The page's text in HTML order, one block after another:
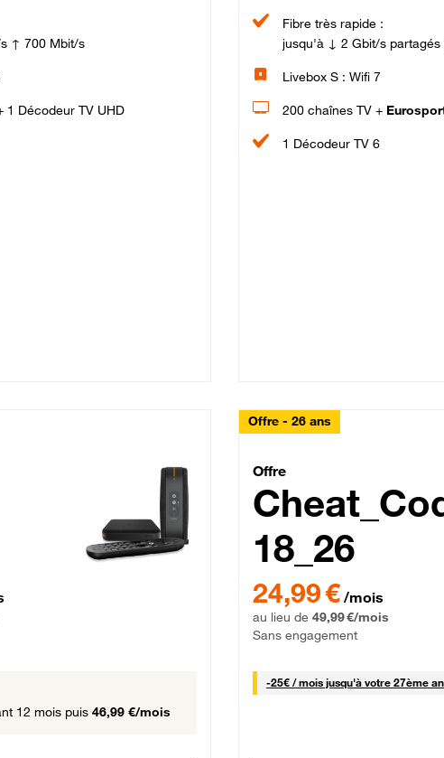
↑ 700 Mbit/s
1 Décodeur TV UHD
Fibre très rapide :
jusqu'à ↓ 2 Gbit/s
Livebox S : Wifi 7
200 chaînes TV +
1 Décodeur TV 6
Fibre
12 mois puis 46,99 €/mois
Offre - 26 ans
Cheat_Code
Offre
18_26
24,99 € /mois
au lieu de 49,99 €/mois
Sans engagement
-25€ / mois25 € par mois
jusqu'à votre 27ème